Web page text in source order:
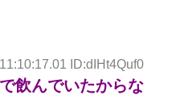
ID:dIHt4Quf0
飲んでいたからな